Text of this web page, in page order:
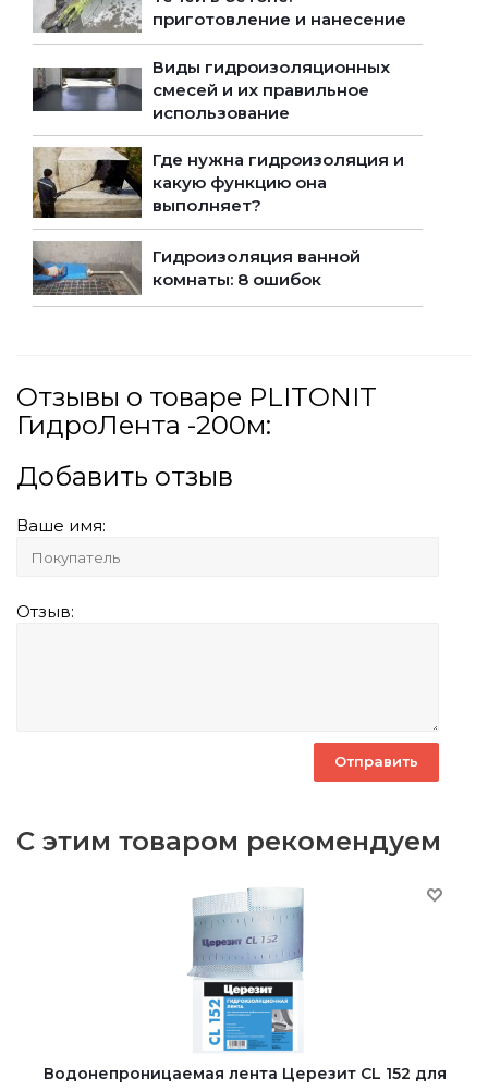
приготовление и нанесение
Виды гидроизоляционных
смесей и их правильное
использование
Где нужна гидроизоляция и
какую функцию она
выполняет?
Гидроизоляция ванной
комнаты: 8 ошибок
Отзывы о товаре PLITONIT
ГидроЛента -200м:
Добавить отзыв
Ваше имя:
Отзыв:
С этим товаром рекомендуем
Водонепроницаемая лента Церезит CL 152 для